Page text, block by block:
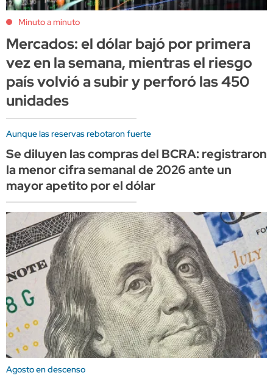
Minuto a minuto
Mercados: el dólar bajó por primera
vez en la semana, mientras el riesgo
país volvió a subir y perforó las 450
unidades
Aunque las reservas rebotaron fuerte
Se diluyen las compras del BCRA: registraron
la menor cifra semanal de 2026 ante un
mayor apetito por el dólar
Agosto en descenso